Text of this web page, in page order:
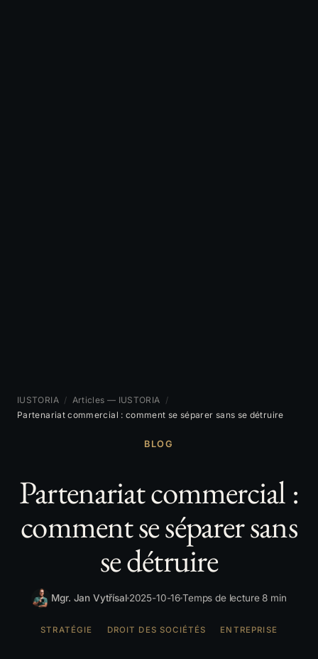
IUSTORIA / Articles — IUSTORIA /
Partenariat commercial : comment se séparer sans se détruire
BLOG
Partenariat commercial :
comment se séparer sans
se détruire
Mgr. Jan Vytřísal2025-10-16Temps de lecture 8 min
STRATÉGIE DROIT DES SOCIÉTÉS ENTREPRISE